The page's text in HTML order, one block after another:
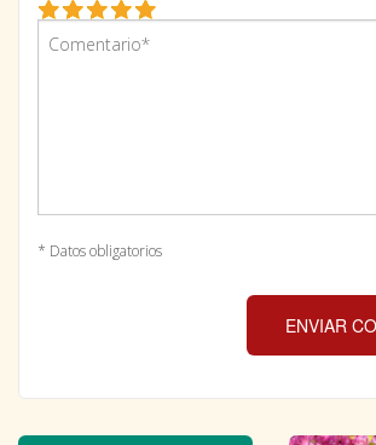
* Datos obligatorios
ENVIAR